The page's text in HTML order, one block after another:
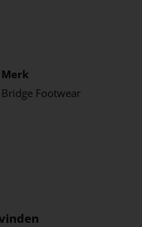
Merk
Bridge Footwear